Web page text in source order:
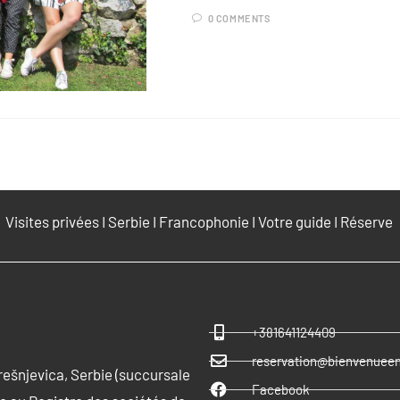
0 COMMENTS
Visites privéesI Serbie I Francophonie I Votre guide I Réserve
Serbie (succursale
+381641124409
Facebook